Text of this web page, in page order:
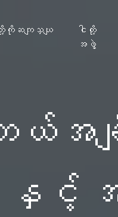
တို့ကိုဆကျသှယျ
ငါတို့
အဖွဲ့
ယ်အ
နှင့်